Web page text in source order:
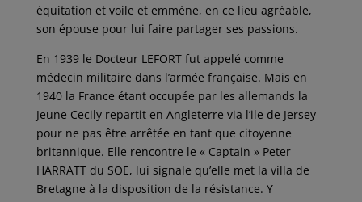
équitation et voile et emmène, en ce lieu agréable,
son épouse pour lui faire partager ses passions.
En 1939 le Docteur LEFORT fut appelé comme
médecin militaire dans l’armée française. Mais en
1940 la France étant occupée par les allemands la
Jeune Cecily repartit en Angleterre via l’ile de Jersey
pour ne pas être arrêtée en tant que citoyenne
britannique. Elle rencontre le « Captain » Peter
HARRATT du SOE, lui signale qu’elle met la villa de
Bretagne à la disposition de la résistance. Y